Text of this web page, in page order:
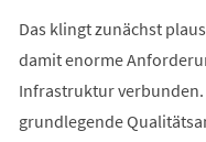
Das klingt zunächst
damit enorme
Infrastruktur verbunden.
grundlegende